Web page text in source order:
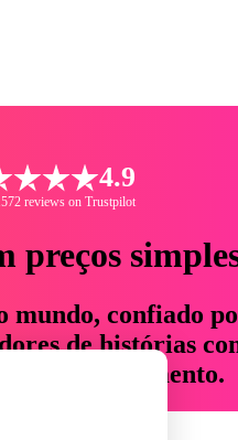
4.9
reviews on Trustpilot
preços
confiado
de histórias
e orçamento.